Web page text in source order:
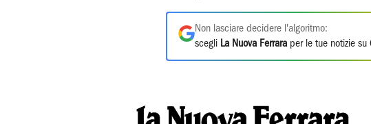
Non lasciare decidere l'algoritmo:
scegli La Nuova Ferrara per le tue notizie su